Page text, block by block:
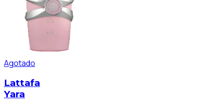
Agotado
Lattafa
Yara